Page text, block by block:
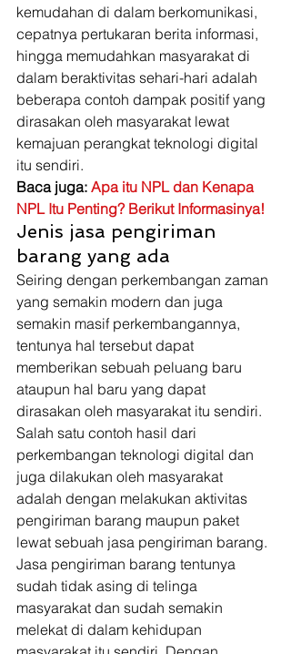
kemudahan di dalam berkomunikasi,
cepatnya pertukaran berita informasi,
hingga memudahkan masyarakat di
dalam beraktivitas sehari-hari adalah
beberapa contoh dampak positif yang
dirasakan oleh masyarakat lewat
kemajuan perangkat teknologi digital
itu sendiri.
Baca juga: Apa itu NPL dan Kenapa
NPL Itu Penting? Berikut Informasinya!
Jenis jasa pengiriman
barang yang ada
Seiring dengan perkembangan zaman
yang semakin modern dan juga
semakin masif perkembangannya,
tentunya hal tersebut dapat
memberikan sebuah peluang baru
ataupun hal baru yang dapat
dirasakan oleh masyarakat itu sendiri.
Salah satu contoh hasil dari
perkembangan teknologi digital dan
juga dilakukan oleh masyarakat
adalah dengan melakukan aktivitas
pengiriman barang maupun paket
lewat sebuah jasa pengiriman barang.
Jasa pengiriman barang tentunya
sudah tidak asing di telinga
masyarakat dan sudah semakin
melekat di dalam kehidupan